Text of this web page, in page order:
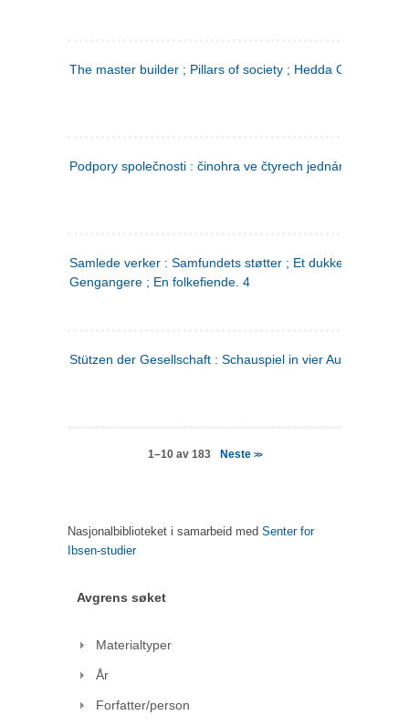
The master builder ; Pillars of society ; Hedda Gabler
Podpory společnosti : činohra ve čtyrech jednáních
Samlede verker : Samfundets støtter ; Et dukkehjem ;
Gengangere ; En folkefiende. 4
Stützen der Gesellschaft : Schauspiel in vier Aufzügen
1–10 av 183 Neste >>
Nasjonalbiblioteket i samarbeid med Senter for
Ibsen-studier
Avgrens søket
Materialtyper
År
Forfatter/person